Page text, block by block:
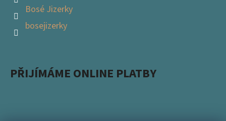
Bosé Jizerky
bosejizerky
PŘIJÍMÁME ONLINE PLATBY